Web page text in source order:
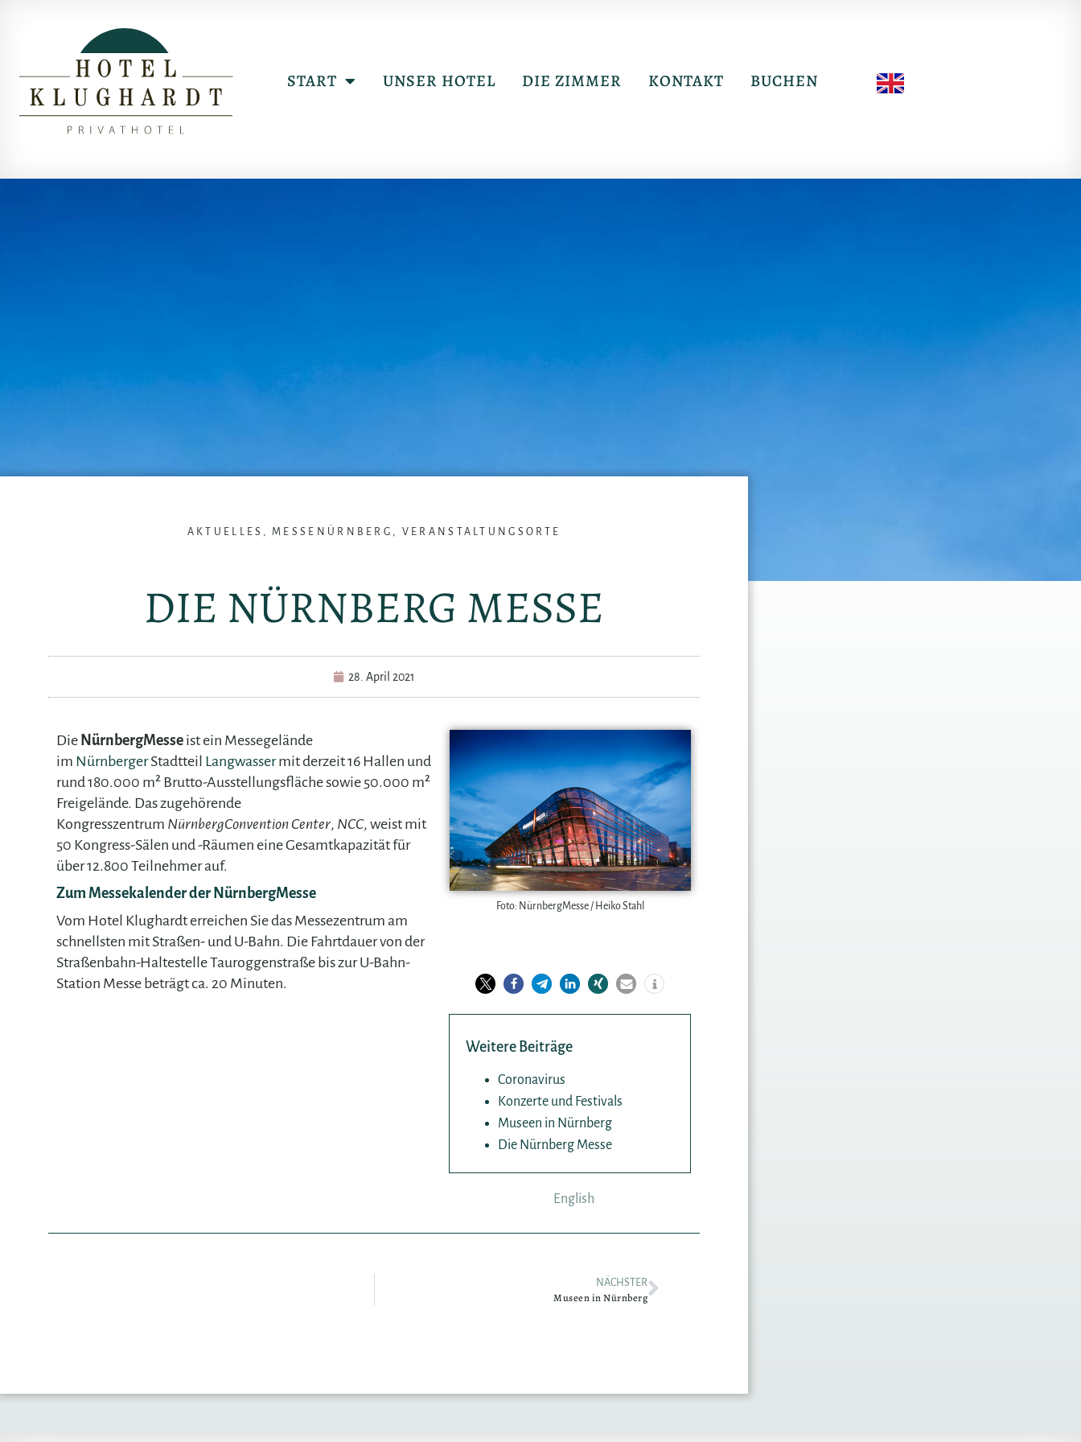
START UNSER HOTEL DIE ZIMMER KONTAKT BUCHEN
AKTUELLES ,MESSENÜRNBERG , VERANSTALTUNGSORTE
DIE NÜRNBERG MESSE
28. April 2021
Die NürnbergMesse ist ein Messegelände
im NürnbergerStadtteil Langwassermit derzeit 16 Hallen und
rund 180.000 m² Brutto-Ausstellungsfläche sowie 50.000 m²
Freigelände. Das zugehörende
Kongresszentrum NürnbergConvention Center, NCC, weist mit
50 Kongress-Sälen und -Räumen eine Gesamtkapazität für
über 12.800 Teilnehmer auf.
Zum Messekalender der NürnbergMesse
Vom Hotel Klughardt erreichen Sie das Messezentrum am
schnellsten mit Straßen- und U-Bahn. Die Fahrtdauer von der
Straßenbahn-Haltestelle Tauroggenstraße bis zur U-Bahn-
Station Messe beträgt ca. 20 Minuten.
Foto: NürnbergMesse / Heiko Stahl
Weitere Beiträge
Coronavirus
Konzerte und Festivals
Museen in Nürnberg
Die Nürnberg Messe
English
NÄCHSTER
Museen in Nürnberg